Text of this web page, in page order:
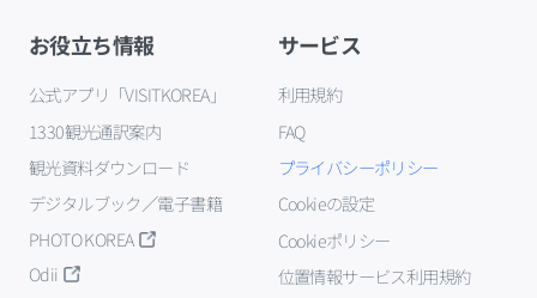
お役立ち情報
公式アプリ「VISITKOREA」
1330観光通訳案内
観光資料ダウンロード
デジタルブック／電子書籍
PHOTO KOREA
Odii
サービス
利用規約
FAQ
プライバシーポリシー
Cookieの設定
Cookieポリシー
位置情報サービス利用規約